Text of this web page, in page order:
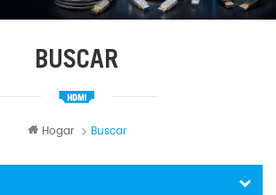
BUSCAR
Hogar Buscar